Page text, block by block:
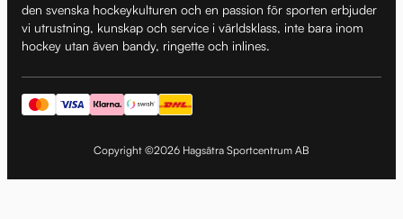
den svenska hockeykulturen och en passion för sporten erbjuder
vi utrustning, kunskap och service i världsklass, inte bara inom
hockey utan även bandy, ringette och inlines.
Copyright ©2026 Hagsätra Sportcentrum AB